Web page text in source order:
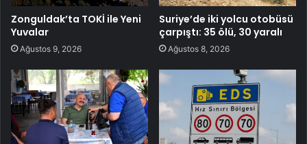
Zonguldak’ta TOKİ ile Yeni
Yuvalar
Ağustos 9, 2026
Suriye’de iki yolcu otobüsü
çarpıştı: 35 ölü, 30 yaralı
Ağustos 8, 2026